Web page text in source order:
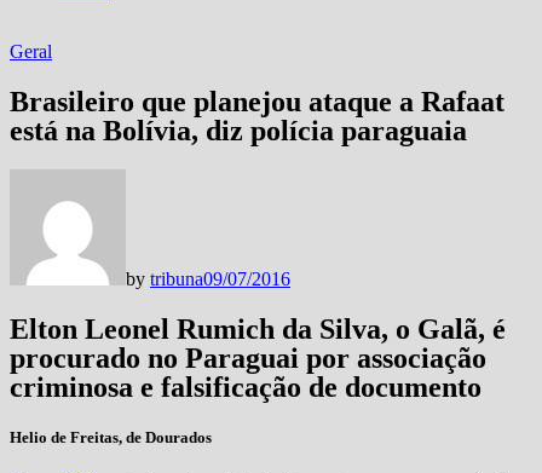
Geral
Brasileiro que planejou ataque a Rafaat
está na Bolívia, diz polícia paraguaia
by tribuna09/07/2016
Elton Leonel Rumich da Silva, o Galã, é
procurado no Paraguai por associação
criminosa e falsificação de documento
Helio de Freitas, de Dourados